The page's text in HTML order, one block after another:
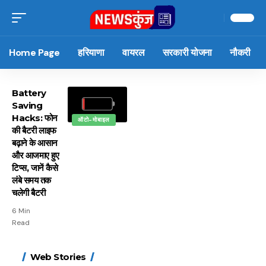
Home Page हरियाणा वायरल सरकारी योजना नौकरी
ऑटो-मोबाइल
Battery
Saving
Hacks: फोन
की बैटरी लाइफ
बढ़ाने के आसान
और आजमाए हुए
टिप्स, जानें कैसे
लंबे समय तक
चलेगी बैटरी
6 Min
Read
Web Stories
15 नवंबर से लागू होंगे
मोटापे को कम करने के लिए